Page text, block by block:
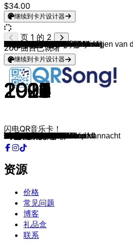
$34.00
继续到卡片设计器
Roxy Dekker
2025
Ga Dan!
Turfy Gang & Trobi
2023
After van de After
Samuel Welten
2025
Echte Liefde Is Te Koop
B-Brave & Sevn Alias
2016
One Night Stand
Mainstreet
2012
Stop The Time
Mainstreet
2015
Ticket To The Moon
Mainstreet
2013
Mind Is Blown
Jada Borsato
2014
Als Jij Maar Van Me Houdt
Rein van Duivenboden & Vajen van
2016
Hart Beat
Gers Pardoel
2011
Ik Neem Je Mee
Gers Pardoel
2011
Bagagedrager
De Jeugd Van Tegenwoordig
2010
Sterrenstof
Bankzitters
2021
Stapelgek
Nick & Simon
2007
Pak Maar M'n Hand
Femke
2012
Tik Tak Tik
Nick & Simon
2008
Rosanne
Marco Borsato
1995
Je Hoeft Niet Naar Huis Vannacht
Marco Borsato
2006
Rood
Guus Meeuwis & Vagant
1995
Het Is Een Nacht...
K3
2003
Oya Lélé
K3
2006
Trouwen
K3
2000
Oma's Aan De Top
Lisa, Amy & Shelley
2010
Fout Ventje
The Goo Goo Dolls
1998
Iris
Ellie Goulding
2013
Burn
Avicii
2013
Hey Brother
Rihanna
2012
Diamonds
Katy Perry
2011
Last Friday Night
Maroon 5 & Wiz Khalifa
2012
Payphone
Tove Lo
2013
Habits
Felix Jaehn
2016
Ain't Nobody
The Neighbourhood
2012
Sweater Weather
Zara Larsson
2015
Never Forget You
Nicki Minaj
2012
Starships
USHER, Pitbull
2010
DJ Got Us Fallin' In Love
Rihanna
2007
Don't Stop The Music
Maroon 5
2014
Animals
Kesha
2011
Blow
Ariana Grande
2014
Break Free
Bruno Mars
2012
Locked out of Heaven
Bruno Mars
2010
The Lazy Song
Travie McCoy, Bruno Mars
2010
Billionaire
Rihanna (feat. Calvin Harris)
2011
We Found Love
OMI & Felix Jaehn
2012
Cheerleader
Miley Cyrus
2009
Party In The U.S.A.
Carly Rae Jepsen
2011
Call Me Maybe
Rihanna
2010
Only Girl
Djo
2022
End of Beginning
Lord Huron
2015
The Night We Met
OBZ
2020
Ik Ben Kachel
Jannes
2002
Eleonora
Sven Versteeg
2024
Blikkendag
Dingetje
2013
Hetgrotepiemellied
Lil Kleine & Ronnie Flex
2016
Niet Omdat Het Moet
A Great Big World
2013
Say Something
Nielson
2014
Sexy Als Ik Dans
Pitbull & Christina Arguilera
2013
Feel This Moment
Bruno Mars
2010
Grenade
Pitbull ft. Ke$ha
2013
Timber
Black Eyed Peas
2009
I Gotta Feeling
Walk the Moon
2014
Shut Up And Dance
Anna Kendrick
2013
Cups
Icona Pop & Charli XCX
2012
I Love It
Bruno Mars
2010
Marry You
Bastille
2013
Pompeii
Natasha Bedingfield
2004
Unwritten
One Direction
2013
Story of My Life
Beyoncé
2008
Single Ladies
Calvin Harris
2014
Summer
fun. & Janelle Monáe
2011
We Are Young
Calvin Harris
2014
Outside
R. City
2015
Locked Away
Avicii
2015
Waiting For Love
Justin Bieber
2010
Baby
One Direction
2010
What Makes You Beautiful
Justin Bieber
2015
Sorry
Justin Bieber
2015
What Do You Mean?
Jay-Z & Alicia Keys
2009
Empire State Of Mind
Ellie Goulding
2015
Love Me Like You Do
Britney Spears
1998
Baby One More Time
Calvin Harris
2016
My Way
Ariana Grande
2016
Into You
Justin Bieber
2015
Love Yourself
Sia
2014
Chandelier
Mike Posner, Seeb
2015
I Took A Pill In Ibiza
Twenty One Pilots
2015
Stressed Out
Ariana Grande & Nicki Minaj
2016
Side To Side
Clean Bandit & Jess Glynne
2014
Rather Be
Macklemore
2011
Can't Hold Us
Zara Larsson
2015
Lush Life
Train
2009
Hey, Soul Sister
Robert van Hemert
2023
Zoet, Zout, Zuur
Diggy Dex & JW Roy
2016
Treur Niet
Suzan & Freek
2021
Goud
Suzan & Freek
2018
Als Het Avond Is
Suzan & Freek
2019
Blauwe Dag
Roxy Dekker
2025
Jouw Idee
Jannes
2004
Adio Amore Adio
Jannes
2003
Ik Wil Naar Griekenland
K3
2003
Hart Verloren
页 1 的 2
200曲目已就绪
继续到卡片设计器
闪电QR音乐卡！
资源
价格
常见问题
博客
礼品盒
联系